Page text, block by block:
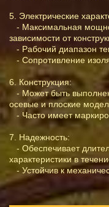
5. Электрические
- Максимальная
зависимости от
- Рабочий диапазон
- Сопротивление
6. Конструкция:
- Может быть
осевые и плоские
- Часто имеет
7. Надежность:
- Обеспечивает
характеристики в
- Устойчив к